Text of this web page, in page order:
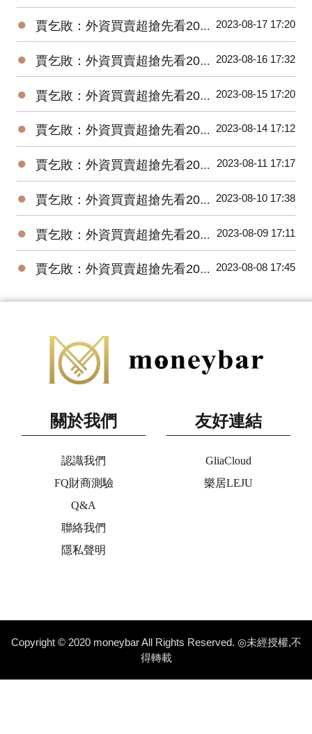
● 賈乞敗：外資買賣超搶先看20230817 2023-08-17 17:20
● 賈乞敗：外資買賣超搶先看20230816 2023-08-16 17:32
● 賈乞敗：外資買賣超搶先看20230815 2023-08-15 17:20
● 賈乞敗：外資買賣超搶先看20230814 2023-08-14 17:12
● 賈乞敗：外資買賣超搶先看20230811 2023-08-11 17:17
● 賈乞敗：外資買賣超搶先看20230810 2023-08-10 17:38
● 賈乞敗：外資買賣超搶先看20230809 2023-08-09 17:11
● 賈乞敗：外資買賣超搶先看20230808 2023-08-08 17:45
關於我們
認識我們
FQ財商測驗
Q&A
聯絡我們
隱私聲明
友好連結
GliaCloud
樂居LEJU
Copyright © 2020 moneybar All Rights Reserved. ◎未經授權,不
得轉載